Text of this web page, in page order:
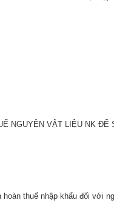
NGUYÊN VẬT LIỆU NK ĐỂ
thuế nhập khẩu đối với